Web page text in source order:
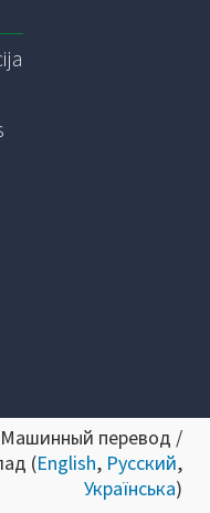
перевод /
(English, Русский,
Українська)